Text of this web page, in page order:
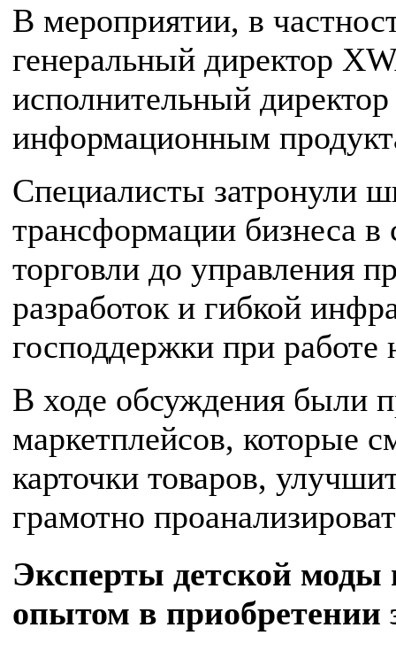
В мероприятии, в
генеральный директор
исполнительный
информационным
Специалисты затронули
трансформации бизнеса в
торговли до управления
разработок и гибкой
господдержки при работе
В ходе обсуждения были
маркетплейсов, которые
карточки товаров,
грамотно
Эксперты детской моды
опытом в приобретении